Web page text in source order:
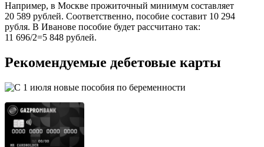
Например, в Москве прожиточный минимум составляет
20 589 рублей. Соответственно, пособие составит 10 294
рубля. В Иванове пособие будет рассчитано так:
11 696/2=5 848 рублей.
Рекомендуемые дебетовые карты